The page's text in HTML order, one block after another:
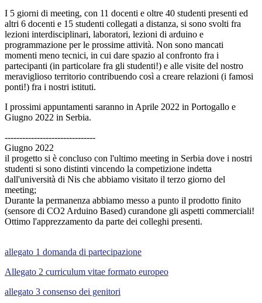
I 5 giorni di meeting, con 11 docenti e oltre 40 studenti presenti ed
altri 6 docenti e 15 studenti collegati a distanza, si sono svolti fra
lezioni interdisciplinari, laboratori, lezioni di arduino e
programmazione per le prossime attività. Non sono mancati
momenti meno tecnici, in cui dare spazio al confronto fra i
partecipanti (in particolare fra gli studenti!) e alle visite del nostro
meraviglioso territorio contribuendo così a creare relazioni (i famosi
ponti!) fra i nostri istituti.
I prossimi appuntamenti saranno in Aprile 2022 in Portogallo e
Giugno 2022 in Serbia.
-------------------------------
Giugno 2022
il progetto si è concluso con l'ultimo meeting in Serbia dove i nostri
studenti si sono distinti vincendo la competizione indetta
dall'università di Nis che abbiamo visitato il terzo giorno del
meeting;
Durante la permanenza abbiamo messo a punto il prodotto finito
(sensore di CO2 Arduino Based) curandone gli aspetti commerciali!
Ottimo l'apprezzamento da parte dei colleghi presenti.
allegato 1 domanda di partecipazione
Allegato 2 curriculum vitae formato europeo
allegato 3 consenso dei genitori